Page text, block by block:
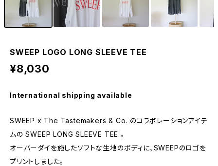
SWEEP LOGO LONG SLEEVE TEE
¥8,030
International shipping available
SWEEP x The Tastemakers & Co. のコラボレーションアイテ
ムの SWEEP LONG SLEEVE TEE 。
オーバーダイを施したソフトな生地のボディに、SWEEPのロゴを
プリントしました。